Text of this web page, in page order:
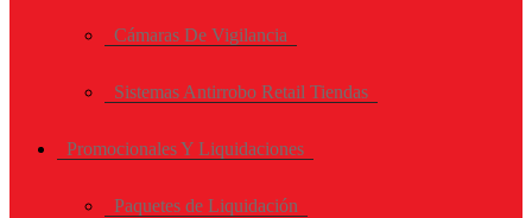
Cámaras De Vigilancia
Sistemas Antirrobo Retail Tiendas
Promocionales Y Liquidaciones
Paquetes de Liquidación